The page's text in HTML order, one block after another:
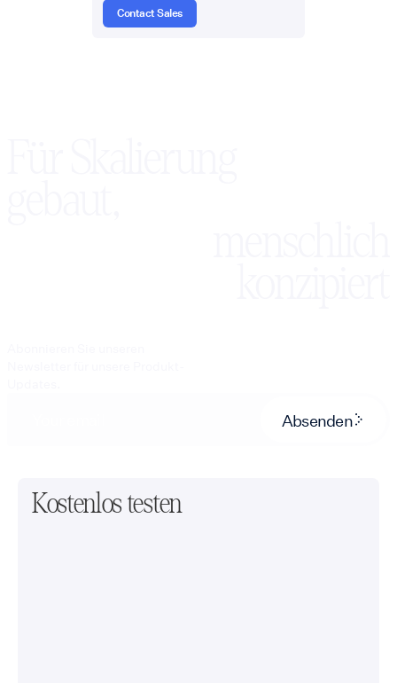
Contact Sales
Absenden
Kostenlos testen